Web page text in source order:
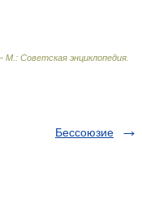
М.: Советская энциклопедия
Бессоюзие